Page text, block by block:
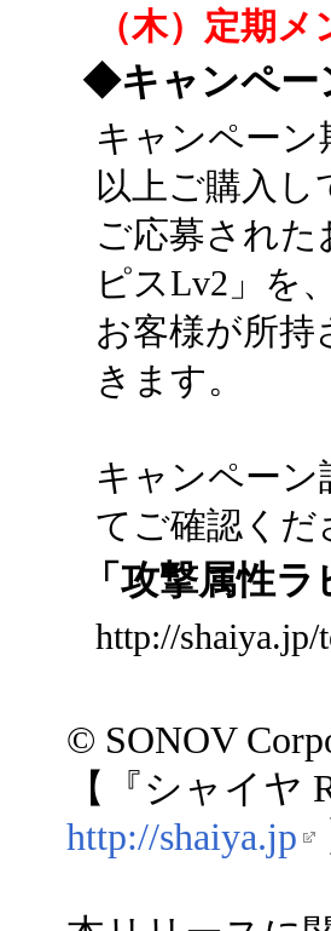
（木）定期
◆キャンペ
キャンペーン
以上ご購入し
ご応募された
ピスLv2」を、
お客様が所
きます。
キャンペー
てご確認くだ
「攻撃属性
http://
© SONOV
【『シャイヤ
http://shaiya.jp